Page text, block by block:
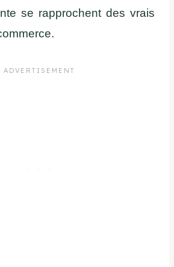
se rapprochent des vrais